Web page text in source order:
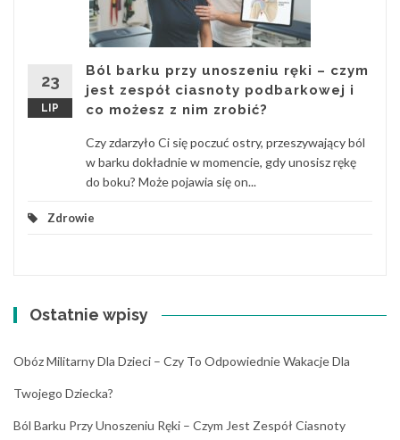
23
LIP
Ból barku przy unoszeniu ręki – czym
jest zespół ciasnoty podbarkowej i
co możesz z nim zrobić?
Czy zdarzyło Ci się poczuć ostry, przeszywający ból
w barku dokładnie w momencie, gdy unosisz rękę
do boku? Może pojawia się on...
Zdrowie
Ostatnie wpisy
Obóz Militarny Dla Dzieci – Czy To Odpowiednie Wakacje Dla
Twojego Dziecka?
Ból Barku Przy Unoszeniu Ręki – Czym Jest Zespół Ciasnoty